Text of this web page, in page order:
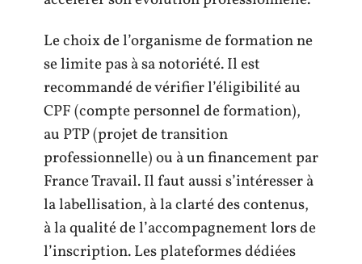
Le choix de l’organisme de formation ne
se limite pas à sa notoriété. Il est
recommandé de vérifier l’éligibilité au
CPF (compte personnel de formation),
au PTP (projet de transition
professionnelle) ou à un financement par
France Travail. Il faut aussi s’intéresser à
la labellisation, à la clarté des contenus,
à la qualité de l’accompagnement lors de
l’inscription. Les plateformes dédiées